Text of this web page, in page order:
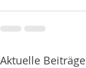
Aktuelle Beiträge